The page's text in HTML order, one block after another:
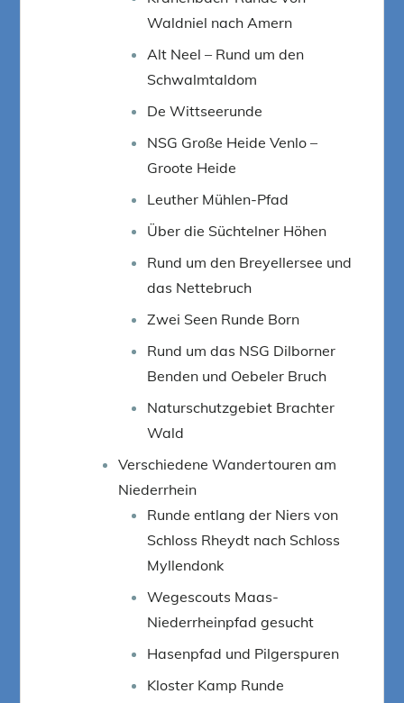
Waldniel nach Amern
Alt Neel – Rund um den
Schwalmtaldom
De Wittseerunde
NSG Große Heide Venlo –
Groote Heide
Leuther Mühlen-Pfad
Über die Süchtelner Höhen
Rund um den Breyellersee und
das Nettebruch
Zwei Seen Runde Born
Rund um das NSG Dilborner
Benden und Oebeler Bruch
Naturschutzgebiet Brachter
Wald
Verschiedene Wandertouren am
Niederrhein
Runde entlang der Niers von
Schloss Rheydt nach Schloss
Myllendonk
Wegescouts Maas-
Niederrheinpfad gesucht
Hasenpfad und Pilgerspuren
Kloster Kamp Runde